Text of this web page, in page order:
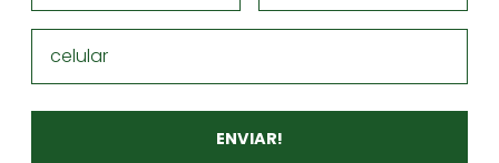
celular